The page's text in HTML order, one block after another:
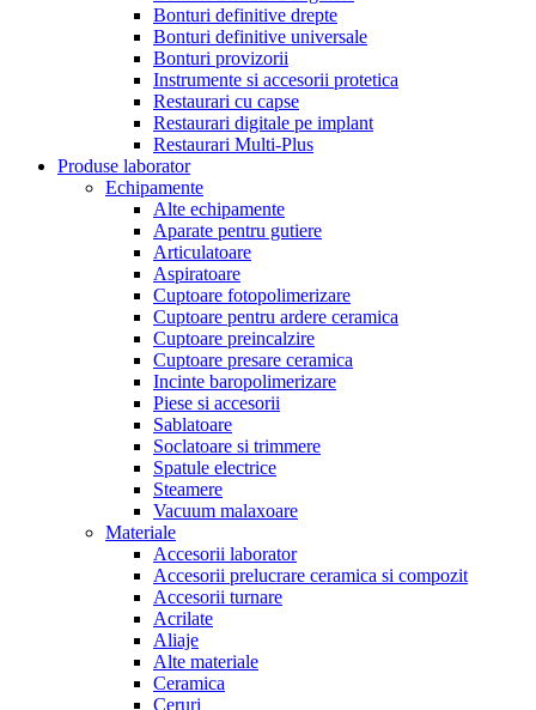
Bonturi definitive drepte
Bonturi definitive universale
Bonturi provizorii
Instrumente si accesorii protetica
Restaurari cu capse
Restaurari digitale pe implant
Restaurari Multi-Plus
Produse laborator
Echipamente
Alte echipamente
Aparate pentru gutiere
Articulatoare
Aspiratoare
Cuptoare fotopolimerizare
Cuptoare pentru ardere ceramica
Cuptoare preincalzire
Cuptoare presare ceramica
Incinte baropolimerizare
Piese si accesorii
Sablatoare
Soclatoare si trimmere
Spatule electrice
Steamere
Vacuum malaxoare
Materiale
Accesorii laborator
Accesorii prelucrare ceramica si compozit
Accesorii turnare
Acrilate
Aliaje
Alte materiale
Ceramica
Ceruri